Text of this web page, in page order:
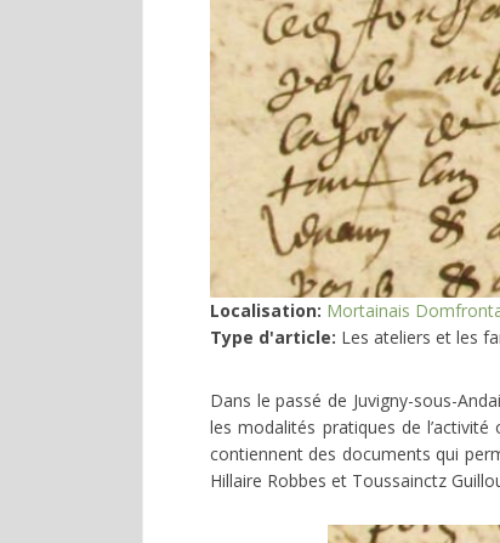
Localisation: Mortainais
Type d'article: Les ateliers et les
Dans le passé de Juvigny-sous-
les modalités pratiques de
contiennent des documents qui
Hillaire Robbes et Toussainctz
Image